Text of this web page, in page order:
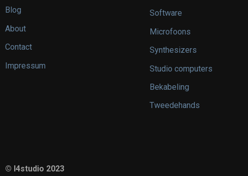
Blog
About
Contact
Impressum
Software
Microfoons
Synthesizers
Studio computers
Bekabeling
Tweedehands
© I4studio 2023